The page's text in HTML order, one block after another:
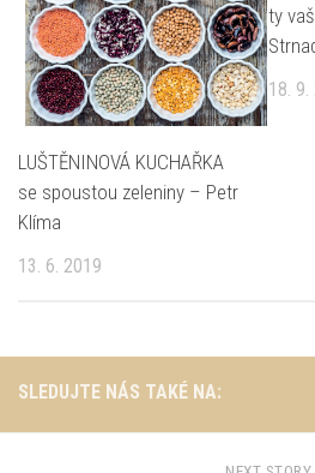
LUŠTĚNINOVÁ KUCHAŘKA
se spoustou zeleniny – Petr
Klíma
13. 6. 2019
ty
18. 9.
SLEDUJTE NÁS TAKÉ NA: